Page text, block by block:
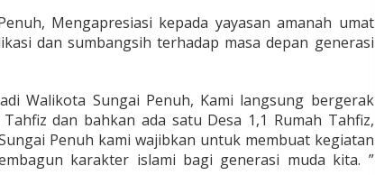
Mengapresiasi kepada yayasan amanah umat
dan sumbangsih terhadap masa depan generasi
Walikota Sungai Penuh, Kami langsung bergerak
dan bahkan ada satu Desa 1,1 Rumah Tahfiz,
Penuh kami wajibkan untuk membuat kegiatan
karakter islami bagi generasi muda kita. ”